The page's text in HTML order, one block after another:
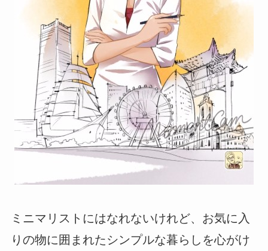
ミニマリストにはなれないけれど、お気に入
りの物に囲まれたシンプルな暮らしを心がけ